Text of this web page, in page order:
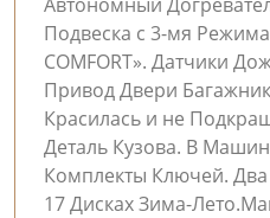
Подвеска с 3-мя
COMFORT». Датчики
Привод Двери
Красилась и не
Деталь Кузова. В
Комплекты Ключей.
17 Дисках Зима-